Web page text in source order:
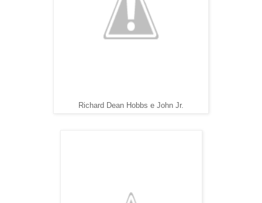
Richard Dean Hobbs e John Jr.